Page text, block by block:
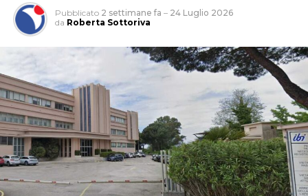
Pubblicato 2 settimane fa – 24 Luglio 2026
da Roberta Sottoriva